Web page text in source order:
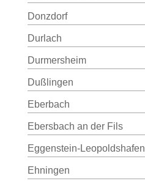
Donzdorf
Durlach
Durmersheim
Dußlingen
Eberbach
Ebersbach an der Fils
Eggenstein-Leopoldshafen
Ehningen